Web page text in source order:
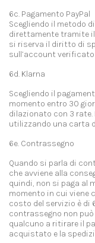
6c. Pagamento PayPal
Scegliendo il metodo
direttamente tramite il
si riserva il diritto di
sull’account verificato
6d. Klarna
Scegliendo il
momento entro 30
dilazionato con 3
utilizzando una carta
6e. Contrassegno
Quando si parla di
che avviene alla
quindi, non si paga al
momento in cui viene
costo del servizio è di
contrassegno non
qualcuno a ritirare il
acquistato e la